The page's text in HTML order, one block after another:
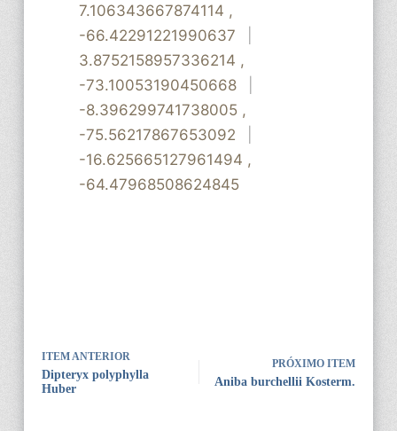
7.106343667874114 ,
-66.42291221990637
3.8752158957336214 ,
-73.10053190450668
-8.396299741738005 ,
-75.56217867653092
-16.625665127961494 ,
-64.47968508624845
ITEM ANTERIOR
Dipteryx polyphylla
Huber
PRÓXIMO ITEM
Aniba burchellii Kosterm.